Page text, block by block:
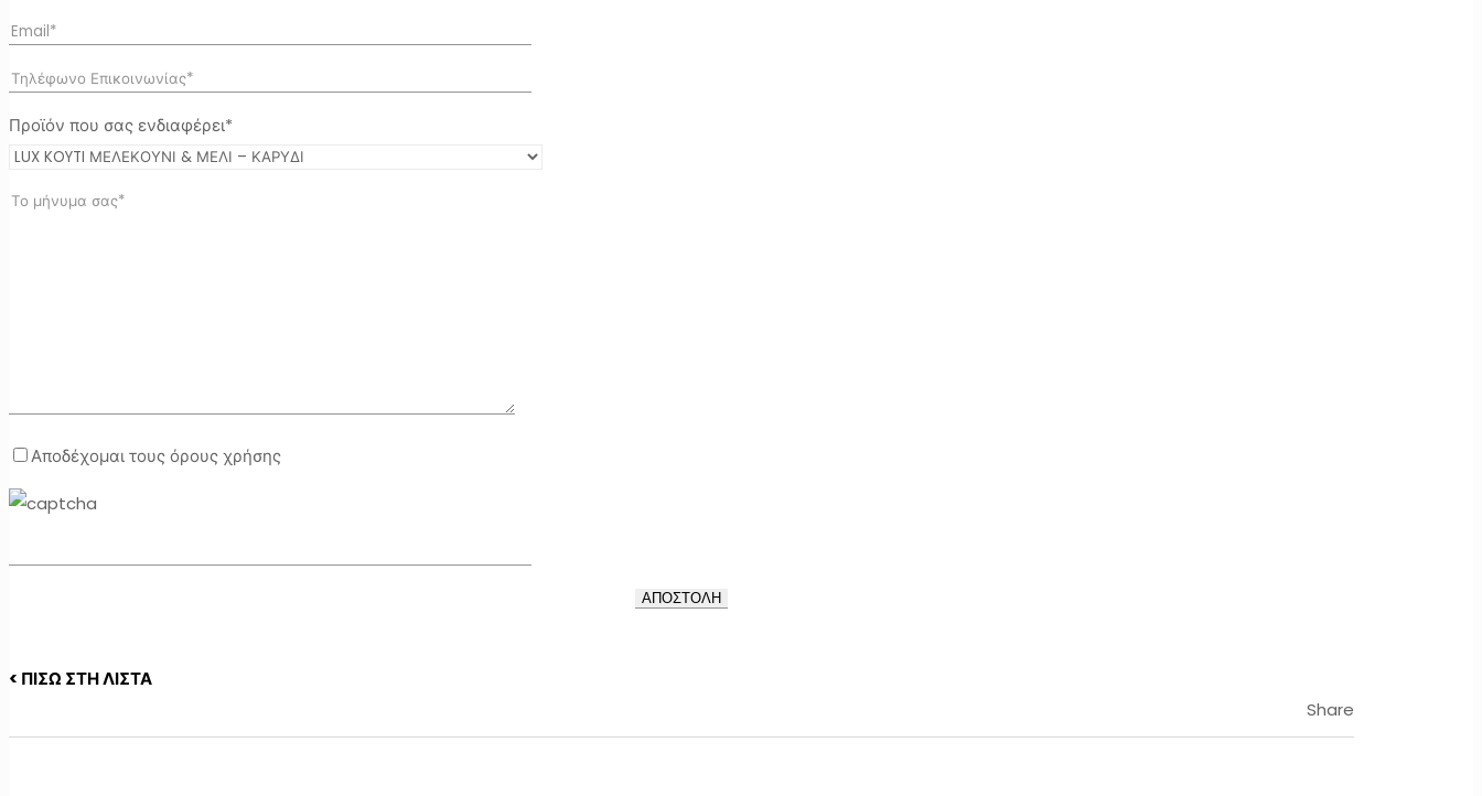
Προϊόν που σας ενδιαφέρει*
Αποδέχομαι τους όρους χρήσης
< ΠΙΣΩ ΣΤΗ ΛΙΣΤΑ
Share